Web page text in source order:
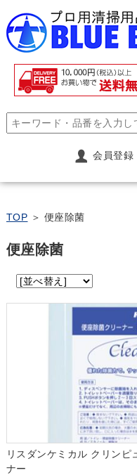
会員登録
TOP ＞ 便座除菌
便座除菌
リスダンケミカル クリン
ナー